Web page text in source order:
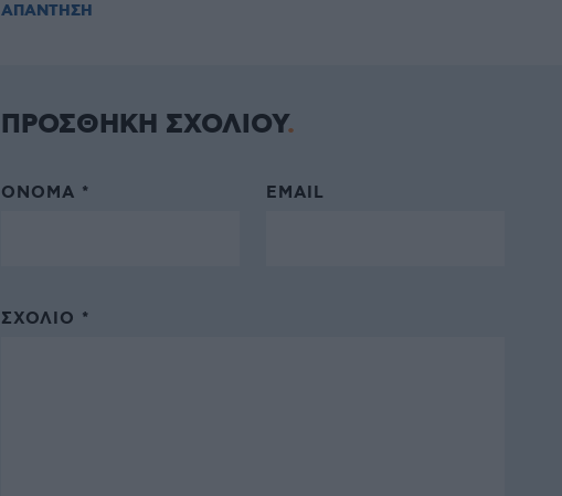
ΑΠΑΝΤΗΣΗ
ΠΡΟΣΘΗΚΗ ΣΧΟΛΙΟΥ
ΌΝΟΜΑ * EMAIL
ΣΧΌΛΙΟ *